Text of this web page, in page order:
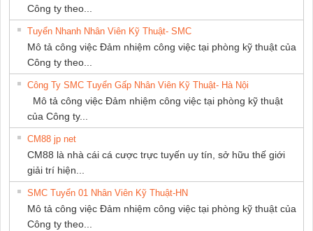
Công ty theo...
Tuyển Nhanh Nhân Viên Kỹ Thuật- SMC
Mô tả công việc Đảm nhiệm công việc tại phòng kỹ thuật của
Công ty theo...
Công Ty SMC Tuyển Gấp Nhân Viên Kỹ Thuật- Hà Nội
Mô tả công việc Đảm nhiệm công việc tại phòng kỹ thuật
của Công ty...
CM88 jp net
CM88 là nhà cái cá cược trực tuyến uy tín, sở hữu thế giới
giải trí hiện...
SMC Tuyển 01 Nhân Viên Kỹ Thuật-HN
Mô tả công việc Đảm nhiệm công việc tại phòng kỹ thuật của
Công ty theo...